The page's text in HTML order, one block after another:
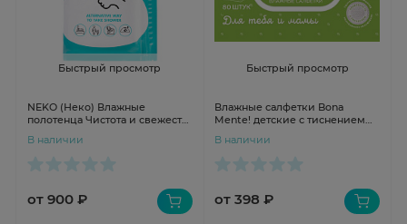
Быстрый просмотр
NEKO (Неко) Влажные
полотенца Чистота и свежесть
В наличии
от 900 ₽
Быстрый просмотр
Влажные салфетки Bona
Mente! детские с тиснением
В наличии
от 398 ₽